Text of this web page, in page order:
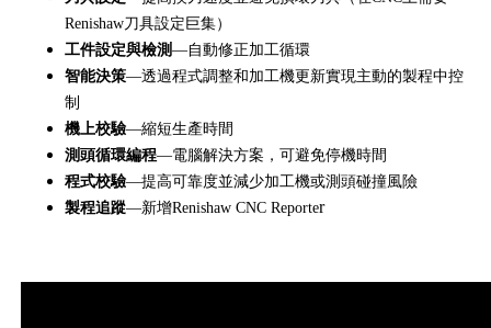
Renishaw刀具設定巨集）
工件設定與檢測—自動修正加工循環
智能決策—透過程式調整和加工機更新實現主動的製程中控
制
機上校驗—縮短生產時間
測頭循環編程—電腦解決方案，可避免停機時間
程式校驗—提高可靠度並減少加工機或測頭碰撞風險
製程追蹤—新增Renishaw CNC Reporter